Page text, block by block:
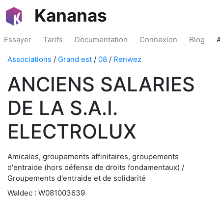
Kananas
Essayer Tarifs Documentation Connexion Blog
Associations / Grand est / 08 / Renwez
ANCIENS SALARIES
DE LA S.A.I.
ELECTROLUX
Amicales, groupements affinitaires, groupements
d'entraide (hors défense de droits fondamentaux) /
Groupements d'entraide et de solidarité
Waldec : W081003639